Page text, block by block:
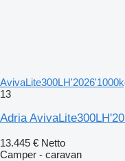
13
Adria
13.445 € Netto
Camper - caravan